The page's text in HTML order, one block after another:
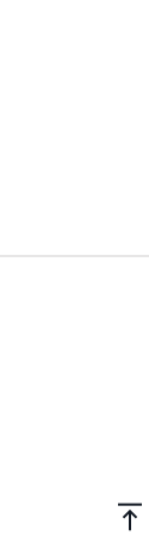
vertical_align_top